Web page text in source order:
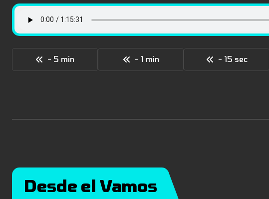
- 5 min - 1 min - 15 sec
Desde el Vamos